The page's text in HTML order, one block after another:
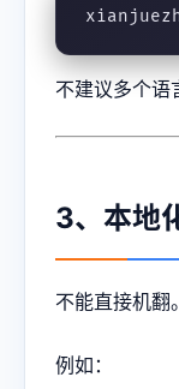
不建议多个语
3、本地
不能直接机翻。
例如：